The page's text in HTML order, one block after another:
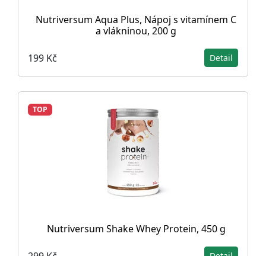
Nutriversum Aqua Plus, Nápoj s vitamínem C
a vlákninou, 200 g
199 Kč Detail
TOP
Nutriversum Shake Whey Protein, 450 g